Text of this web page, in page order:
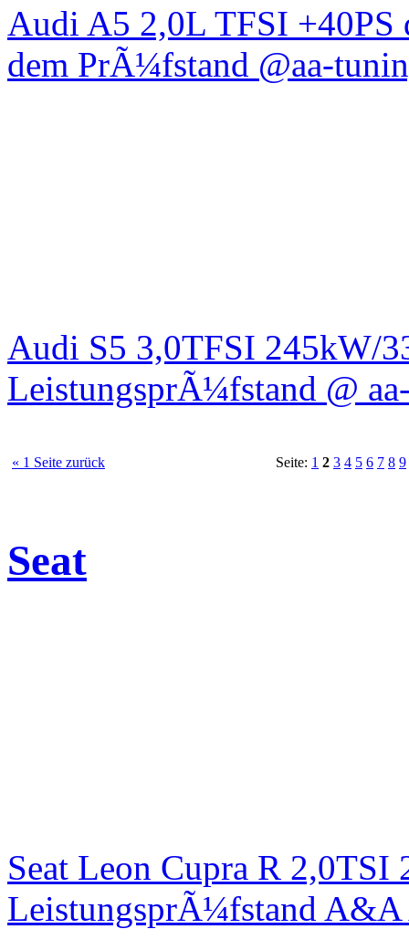
Audi A5 2,0L TFSI +40PS
dem PrÃ¼fstand @aa-
Audi S5 3,0TFSI 245kW/
LeistungsprÃ¼fstand @
« 1 Seite zurück Seite: 1 2 3 4 5 6 7 8 9
Seat
Seat Leon Cupra R
LeistungsprÃ¼fstand